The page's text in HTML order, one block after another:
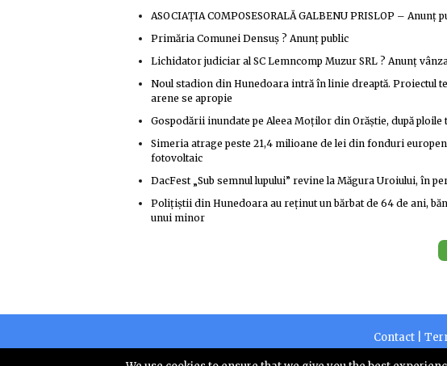
ASOCIAȚIA COMPOSESORALĂ GALBENU PRISLOP – Anunţ
Primăria Comunei Densuş ? Anunţ public
Lichidator judiciar al SC Lemncomp Muzur SRL ? Anunţ
Noul stadion din Hunedoara intră în linie dreaptă. Proiectul
arene se apropie
Gospodării inundate pe Aleea Moților din Orăștie, după ploile
Simeria atrage peste 21,4 milioane de lei din fonduri
fotovoltaic
DacFest „Sub semnul lupului” revine la Măgura Uroiului, în
Polițiștii din Hunedoara au reținut un bărbat de 64 de ani,
unui minor
Contact
Copyright © 2026 |